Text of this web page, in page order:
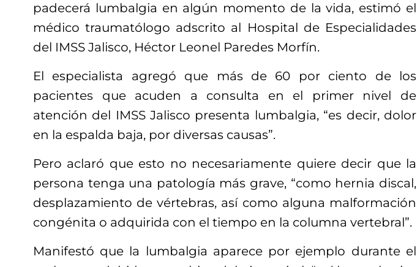
padecerá lumbalgia en algún momento de la vida, estimó el
médico traumatólogo adscrito al Hospital de Especialidades
del IMSS Jalisco, Héctor Leonel Paredes Morfín.
El especialista agregó que más de 60 por ciento de los
pacientes que acuden a consulta en el primer nivel de
atención del IMSS Jalisco presenta lumbalgia, “es decir, dolor
en la espalda baja, por diversas causas”.
Pero aclaró que esto no necesariamente quiere decir que la
persona tenga una patología más grave, “como hernia discal,
desplazamiento de vértebras, así como alguna malformación
congénita o adquirida con el tiempo en la columna vertebral”.
Manifestó que la lumbalgia aparece por ejemplo durante el